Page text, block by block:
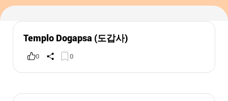
Templo Dogapsa (도갑사)
0 0